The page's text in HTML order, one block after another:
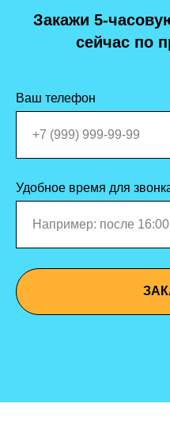
Закажи 5-
сейчас по
Ваш телефон
Удобное время для